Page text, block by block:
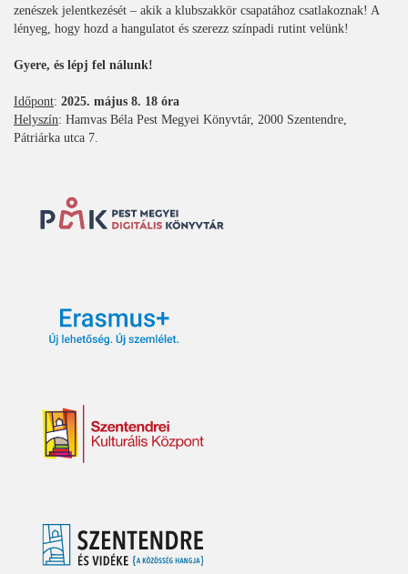
zenészek jelentkezését – akik a klubszakkör csapatához csatlakoznak! A
lényeg, hogy hozd a hangulatot és szerezz színpadi rutint velünk!
Gyere, és lépj fel nálunk!
Időpont: 2025. május 8. 18 óra
Helyszín: Hamvas Béla Pest Megyei Könyvtár, 2000 Szentendre,
Pátriárka utca 7.